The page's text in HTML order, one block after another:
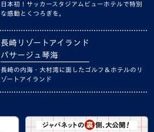
日本初！サッカースタジアムビューホテルで特別
な感動とくつろぎを。
長崎リゾートアイランド
パサージュ琴海
長崎の内海・大村湾に面したゴルフ＆ホテルのリ
ゾートアイランド